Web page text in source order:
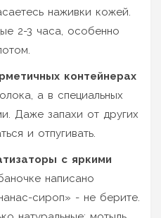
наживки кожей.
2-3 часа, особенно
контейнерах
а в специальных
Даже запахи от других
и отпугивать.
с яркими
написано
сироп» - не берите.